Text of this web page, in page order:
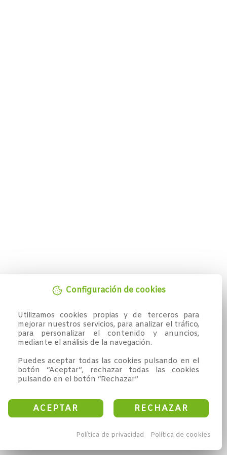
Configuración de cookies
Utilizamos cookies propias y de terceros para
mejorar nuestros servicios, para analizar el tráfico,
para personalizar el contenido y anuncios,
mediante el análisis de la navegación.
Puedes aceptar todas las cookies pulsando en el
botón “Aceptar”, rechazar todas las cookies
pulsando en el botón “Rechazar”
ACEPTAR RECHAZAR
Política de privacidad Política de cookies